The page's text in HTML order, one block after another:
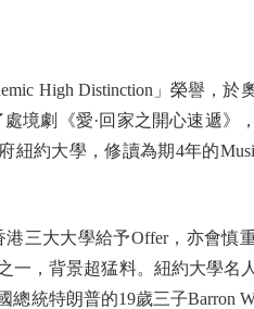
High Distinction」榮譽，於
境劇《愛·回家之開心速遞》
約大學，修讀為期4年的
三大大學給予Offer，亦會慎
一，背景超猛料。紐約大學名
總統特朗普的19歲三子Barron